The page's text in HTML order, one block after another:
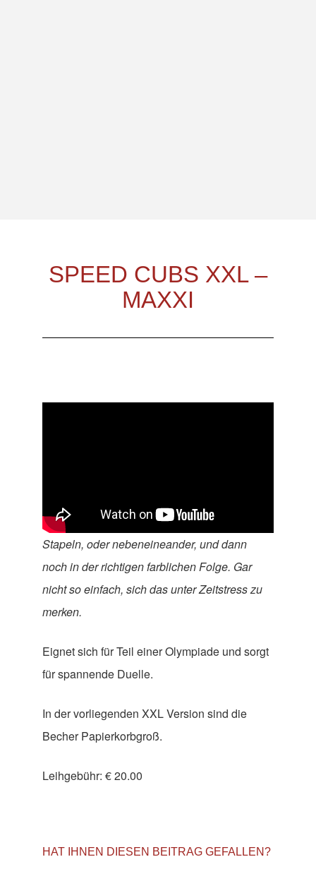
SPEED CUBS XXL –
MAXXI
Stapeln, oder nebeneineander, und dann
noch in der richtigen farblichen Folge. Gar
nicht so einfach, sich das unter Zeitstress zu
merken.
Eignet sich für Teil einer Olympiade und sorgt
für spannende Duelle.
In der vorliegenden XXL Version sind die
Becher Papierkorbgroß.
Leihgebühr: € 20.00
HAT IHNEN DIESEN BEITRAG GEFALLEN?